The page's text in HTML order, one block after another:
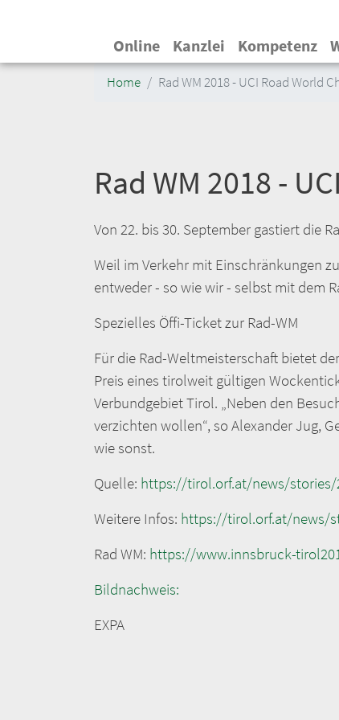
Hauptnavigation
Online Kanzlei Kompetenz
Home Rad WM 2018 - UCI Road World
Rad WM 2018 -
Von 22. bis 30. September gastiert die
Weil im Verkehr mit Einschränkungen
entweder - so wie wir - selbst mit dem
Spezielles Öffi-Ticket zur Rad-WM
Für die Rad-Weltmeisterschaft bietet
Preis eines tirolweit gültigen
Verbundgebiet Tirol. „Neben den
verzichten wollen“, so Alexander Jug,
wie sonst.
Quelle: https://tirol.orf.at/news/stories/
Weitere Infos: https://tirol.orf.at/news/
Rad WM: https://www.innsbruck-
Bildnachweis:
EXPA